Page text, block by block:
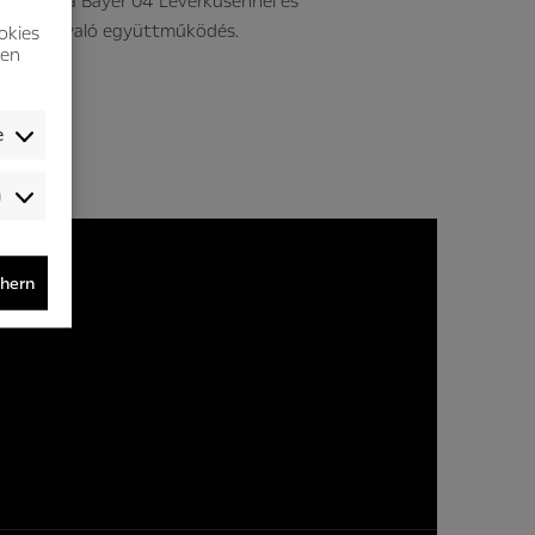
Audience-
/Tracking-
Cookies
való együttműködés.